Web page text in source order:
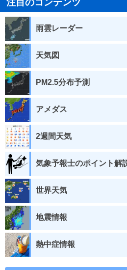
雨雲レーダー
天気図
PM2.5分布予測
アメダス
2週間天気
気象予報士のポイント解
世界天気
地震情報
熱中症情報